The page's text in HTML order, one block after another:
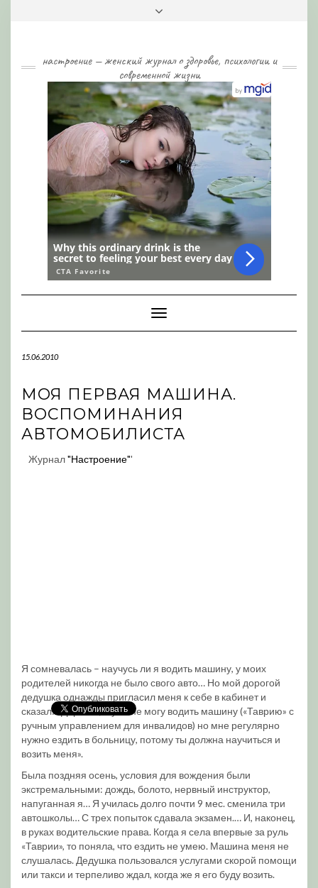
настроение — женский журнал о здоровье, психологии и
современной жизни
Toggle
Navigation
15.06.2010
МОЯ ПЕРВАЯ МАШИНА.
ВОСПОМИНАНИЯ
АВТОМОБИЛИСТА
Журнал"Настроение"'
Я сомневалась – научусь ли я водить машину, у моих
родителей никогда не было свого авто… Но мой дорогой
дедушка однажды пригласил меня к себе в кабинет и
сказал: «Дорогая, я уже не могу водить машину («Таврию» с
ручным управлением для инвалидов) но мне регулярно
нужно ездить в больницу, потому ты должна научиться и
возить меня».
Была поздняя осень, условия для вождения были
экстремальными: дождь, болото, нервный инструктор,
напуганная я… Я училась долго почти 9 мес. сменила три
автошколы… С трех попыток сдавала экзамен.… И, наконец,
в руках водительские права. Когда я села впервые за руль
«Таврии», то поняла, что ездить не умею. Машина меня не
слушалась. Дедушка пользовался услугами скорой помощи
или такси и терпеливо ждал, когда же я его буду возить.